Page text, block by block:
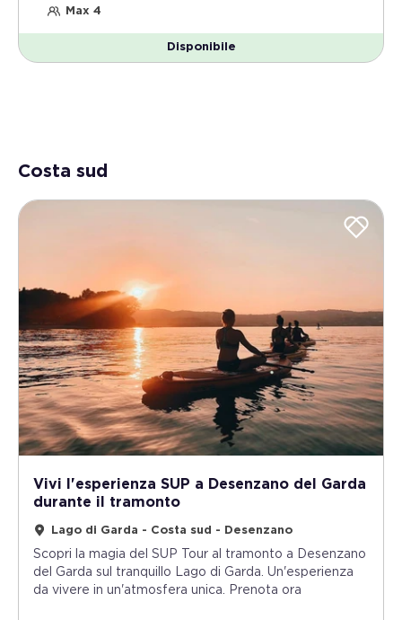
Max 4
Disponibile
Costa sud
Vivi l'esperienza SUP a Desenzano del Garda
durante il tramonto
Lago di Garda - Costa sud - Desenzano
Scopri la magia del SUP Tour al tramonto a Desenzano
del Garda sul tranquillo Lago di Garda. Un'esperienza
da vivere in un'atmosfera unica. Prenota ora